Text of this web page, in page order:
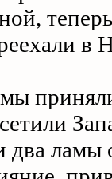
в
два ламы